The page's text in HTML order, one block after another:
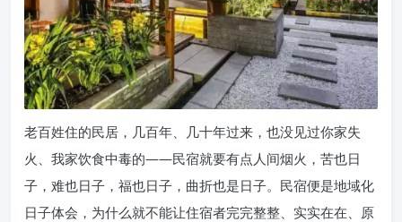
老百姓住的民居，几百年、几十年过来，也没见过你家失
火、我家饮食中毒的——民宿就要有点人间烟火，苦也日
子，难也日子，福也日子，曲折也是日子。民宿便是地域化
日子体会，为什么就不能让住宿者完完整整、实实在在、原